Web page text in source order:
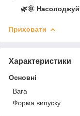
🌿🌞
Приховати
Характеристики
Основні
Вага
Форма випуску